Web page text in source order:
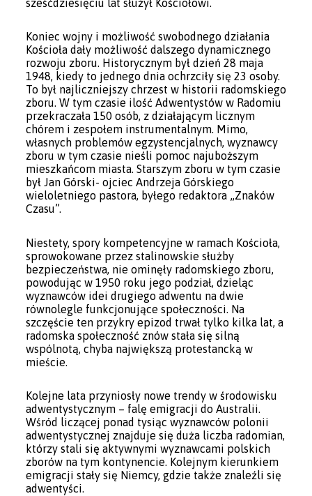
sześćdziesięciu lat służył Kościołowi.
Koniec wojny i możliwość swobodnego działania
Kościoła dały możliwość dalszego dynamicznego
rozwoju zboru. Historycznym był dzień 28 maja
1948, kiedy to jednego dnia ochrzciły się 23 osoby.
To był najliczniejszy chrzest w historii radomskiego
zboru. W tym czasie ilość Adwentystów w Radomiu
przekraczała 150 osób, z działającym licznym
chórem i zespołem instrumentalnym. Mimo,
własnych problemów egzystencjalnych, wyznawcy
zboru w tym czasie nieśli pomoc najuboższym
mieszkańcom miasta. Starszym zboru w tym czasie
był Jan Górski- ojciec Andrzeja Górskiego
wieloletniego pastora, byłego redaktora „Znaków
Czasu”.
Niestety, spory kompetencyjne w ramach Kościoła,
sprowokowane przez stalinowskie służby
bezpieczeństwa, nie ominęły radomskiego zboru,
powodując w 1950 roku jego podział, dzieląc
wyznawców idei drugiego adwentu na dwie
równolegle funkcjonujące społeczności. Na
szczęście ten przykry epizod trwał tylko kilka lat, a
radomska społeczność znów stała się silną
wspólnotą, chyba największą protestancką w
mieście.
Kolejne lata przyniosły nowe trendy w środowisku
adwentystycznym – falę emigracji do Australii.
Wśród liczącej ponad tysiąc wyznawców polonii
adwentystycznej znajduje się duża liczba radomian,
którzy stali się aktywnymi wyznawcami polskich
zborów na tym kontynencie. Kolejnym kierunkiem
emigracji stały się Niemcy, gdzie także znaleźli się
adwentyści.